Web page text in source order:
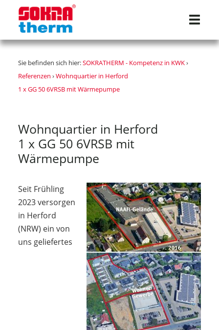
Sie befinden sich hier:SOKRATHERM - Kompetenz in KWK›
Referenzen ›Wohnquartier in Herford
1 x GG 50 6VRSB mit Wärmepumpe
Wohnquartier in Herford
1 x GG 50 6VRSB mit
Wärmepumpe
Seit Frühling
2023 versorgen
in Herford
(NRW) ein von
uns geliefertes